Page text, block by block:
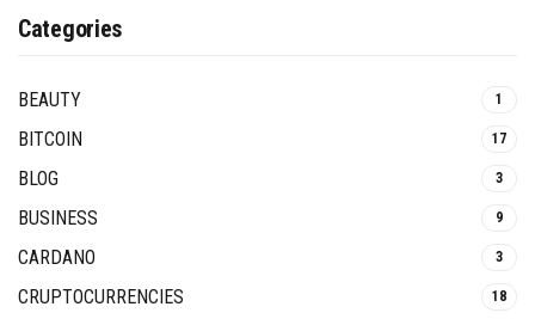
Categories
BEAUTY 1
BITCOIN 17
BLOG 3
BUSINESS 9
CARDANO 3
CRUPTOCURRENCIES 18